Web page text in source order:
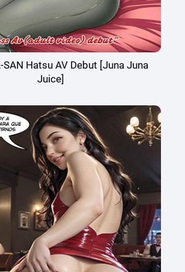
SAN Hatsu AV Debut [Juna Juna
Juice]